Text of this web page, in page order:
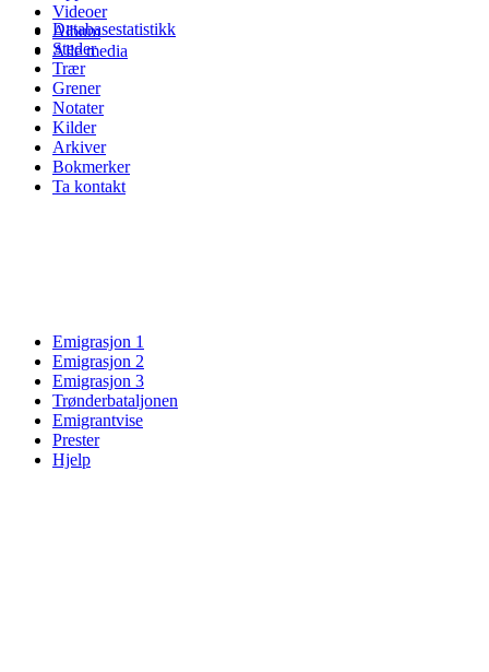
Videoer
Album
Alle media
Databasestatistikk
Steder
Trær
Grener
Notater
Kilder
Arkiver
Bokmerker
Ta kontakt
Emigrasjon 1
Emigrasjon 2
Emigrasjon 3
Trønderbataljonen
Emigrantvise
Prester
Hjelp